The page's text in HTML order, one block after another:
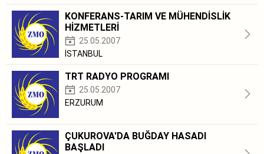
KONFERANS-TARIM VE MÜHENDİSLİK
HİZMETLERİ
25.05.2007
İSTANBUL
TRT RADYO PROGRAMI
25.05.2007
ERZURUM
ÇUKUROVA'DA BUĞDAY HASADI
BAŞLADI